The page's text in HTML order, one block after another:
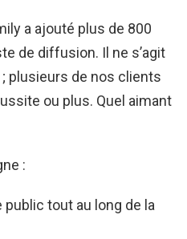
a ajouté plus de 800
de diffusion. Il ne s’agit
plusieurs de nos clients
ou plus. Quel aimant
:
tout au long de la